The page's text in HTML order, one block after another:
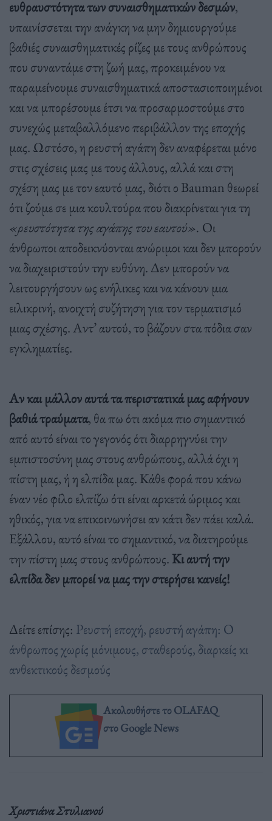
ευθραυστότητα των συναισθηματικών δεσμών,
υπαινίσσεται την ανάγκη να μην δημιουργούμε
βαθιές συναισθηματικές ρίζες με τους ανθρώπους
που συναντάμε στη ζωή μας, προκειμένου να
παραμείνουμε συναισθηματικά αποστασιοποιημένοι
και να μπορέσουμε έτσι να προσαρμοστούμε στο
συνεχώς μεταβαλλόμενο περιβάλλον της εποχής
μας. Ωστόσο, η ρευστή αγάπη δεν αναφέρεται μόνο
στις σχέσεις μας με τους άλλους, αλλά και στη
σχέση μας με τον εαυτό μας, διότι ο Bauman θεωρεί
ότι ζούμε σε μια κουλτούρα που διακρίνεται για τη
«ρευστότητα της αγάπης του εαυτού». Οι
άνθρωποι αποδεικνύονται ανώριμοι και δεν μπορούν
να διαχειριστούν την ευθύνη. Δεν μπορούν να
λειτουργήσουν ως ενήλικες και να κάνουν μια
ειλικρινή, ανοιχτή συζήτηση για τον τερματισμό
μιας σχέσης. Αντ’ αυτού, το βάζουν στα πόδια σαν
εγκληματίες.
Αν και μάλλον αυτά τα περιστατικά μας αφήνουν
βαθιά τραύματα, θα πω ότι ακόμα πιο σημαντικό
από αυτό είναι το γεγονός ότι διαρρηγνύει την
εμπιστοσύνη μας στους ανθρώπους, αλλά όχι η
πίστη μας, ή η ελπίδα μας. Κάθε φορά που κάνω
έναν νέο φίλο ελπίζω ότι είναι αρκετά ώριμος και
ηθικός, για να επικοινωνήσει αν κάτι δεν πάει καλά.
Εξάλλου, αυτό είναι το σημαντικό, να διατηρούμε
την πίστη μας στους ανθρώπους. Κι αυτή την
ελπίδα δεν μπορεί να μας την στερήσει κανείς!
Δείτε επίσης: Ρευστή εποχή, ρευστή αγάπη: Ο
άνθρωπος χωρίς μόνιμους, σταθερούς, διαρκείς κι
ανθεκτικούς δεσμούς
Ακολουθήστε το OLAFAQ
στο Google News
Χριστιάνα Στυλιανού